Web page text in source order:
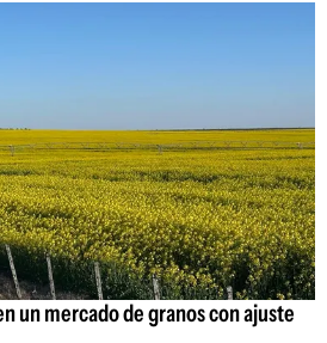
un mercado de granos con ajuste